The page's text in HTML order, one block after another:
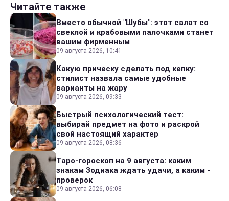
Читайте также
Вместо обычной "Шубы": этот салат со
свеклой и крабовыми палочками станет
вашим фирменным
09 августа 2026, 10:41
Какую прическу сделать под кепку:
стилист назвала самые удобные
варианты на жару
09 августа 2026, 09:33
Быстрый психологический тест:
выбирай предмет на фото и раскрой
свой настоящий характер
09 августа 2026, 08:36
Таро-гороскоп на 9 августа: каким
знакам Зодиака ждать удачи, а каким -
проверок
09 августа 2026, 06:08